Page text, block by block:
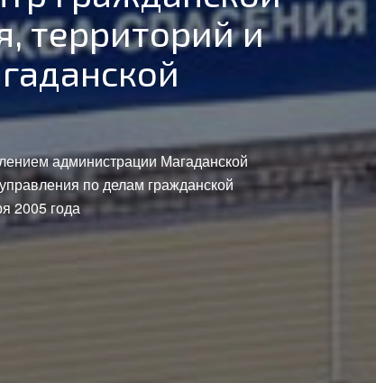
чрезвычайных ситуаций
и ликвидации их последствий,
своей компетенции.